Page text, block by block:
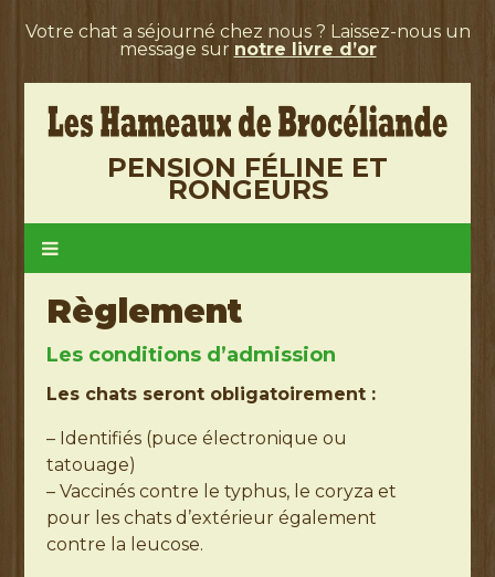
Votre chat a séjourné chez nous ? Laissez-nous un
message sur notre livre d’or
PENSION FÉLINE ET
RONGEURS
Règlement
Les conditions d’admission
Les chats seront obligatoirement :
– Identifiés (puce électronique ou
tatouage)
– Vaccinés contre le typhus, le coryza et
pour les chats d’extérieur également
contre la leucose.